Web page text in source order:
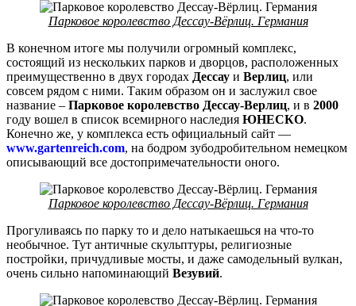
Парковое королевство Дессау-Вёрлиц. Германия
В конечном итоге мы получили огромный комплекс,
состоящий из нескольких парков и дворцов, расположенных
преимущественно в двух городах Дессау и Верлиц, или
совсем рядом с ними. Таким образом он и заслужил свое
название – Парковое королевство Дессау-Верлиц, и в 2000
году вошел в список всемирного наследия ЮНЕСКО.
Конечно же, у комплекса есть официальный сайт —
www.gartenreich.com, на бодром зубодробительном немецком
описывающий все достопримечательности оного.
Парковое королевство Дессау-Вёрлиц. Германия
Прогуливаясь по парку то и дело натыкаешься на что-то
необычное. Тут античные скульптуры, религиозные
постройки, причудливые мосты, и даже самодельный вулкан,
очень сильно напоминающий Везувий.